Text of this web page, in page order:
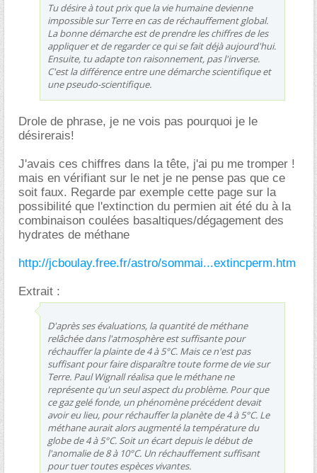
Tu désire à tout prix que la vie humaine devienne
impossible sur Terre en cas de réchauffement global.
La bonne démarche est de prendre les chiffres de les
appliquer et de regarder ce qui se fait déjà aujourd'hui.
Ensuite, tu adapte ton raisonnement, pas l'inverse.
C'est la différence entre une démarche scientifique et
une pseudo-scientifique.
Drole de phrase, je ne vois pas pourquoi je le
désirerais!
J'avais ces chiffres dans la tête, j'ai pu me tromper !
mais en vérifiant sur le net je ne pense pas que ce
soit faux. Regarde par exemple cette page sur la
possibilité que l'extinction du permien ait été du à la
combinaison coulées basaltiques/dégagement des
hydrates de méthane
http://jcboulay.free.fr/astro/sommai...extincperm.htm
Extrait :
D'après ses évaluations, la quantité de méthane
relâchée dans l'atmosphère est suffisante pour
réchauffer la plainte de 4 à 5°C. Mais ce n'est pas
suffisant pour faire disparaître toute forme de vie sur
Terre. Paul Wignall réalisa que le méthane ne
représente qu'un seul aspect du problème. Pour que
ce gaz gelé fonde, un phénomène précédent devait
avoir eu lieu, pour réchauffer la planète de 4 à 5°C. Le
méthane aurait alors augmenté la température du
globe de 4 à 5°C. Soit un écart depuis le début de
l'anomalie de 8 à 10°C. Un réchauffement suffisant
pour tuer toutes espèces vivantes.